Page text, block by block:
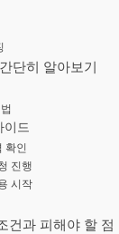
단히 알아보기
이드
확인
진행
시작
건과 피해야 할 점